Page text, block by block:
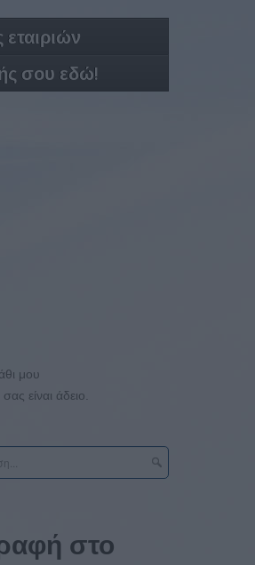
σου εδώ!
μου
είναι άδειο.
στο